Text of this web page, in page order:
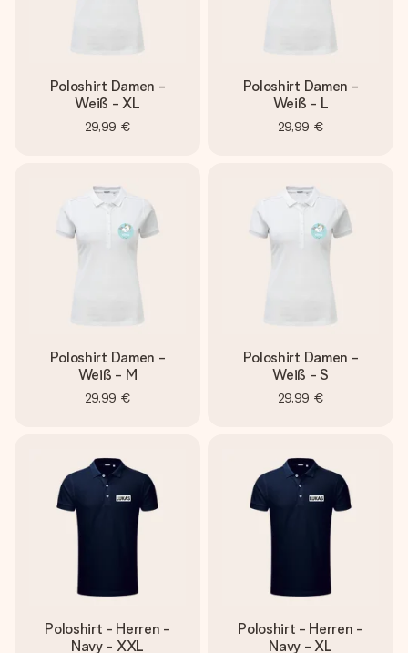
Poloshirt Damen -
Weiß - XL
29,99 €
Poloshirt Damen -
Weiß - L
29,99 €
Poloshirt Damen -
Weiß - M
29,99 €
Poloshirt Damen -
Weiß - S
29,99 €
Poloshirt - Herren -
Navy - XXL
Poloshirt - Herren -
Navy - XL